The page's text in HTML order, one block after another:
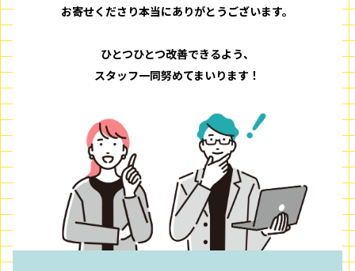
お寄せくださり本当にありがとうございます。
ひとつひとつ改善できるよう、
スタッフ一同努めてまいります！